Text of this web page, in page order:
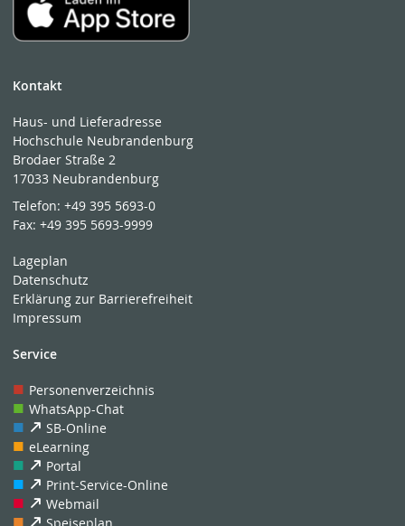
Kontakt
Haus- und Lieferadresse
Hochschule Neubrandenburg
Brodaer Straße 2
17033 Neubrandenburg
Telefon:+49 395 5693-0
Fax:+49 395 5693-9999
Lageplan
Datenschutz
Erklärung zur Barrierefreiheit
Impressum
Service
Personenverzeichnis
WhatsApp-Chat
SB-Online
eLearning
Portal
Print-Service-Online
Webmail